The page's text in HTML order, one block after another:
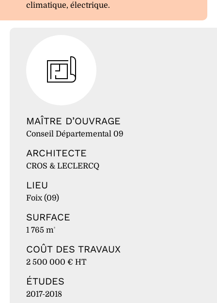
climatique, électrique.
MAÎTRE D’OUVRAGE
Conseil Départemental 09
ARCHITECTE
CROS & LECLERCQ
LIEU
Foix (09)
SURFACE
1 765 m²
COÛT DES TRAVAUX
2 500 000 € HT
ÉTUDES
2017-2018